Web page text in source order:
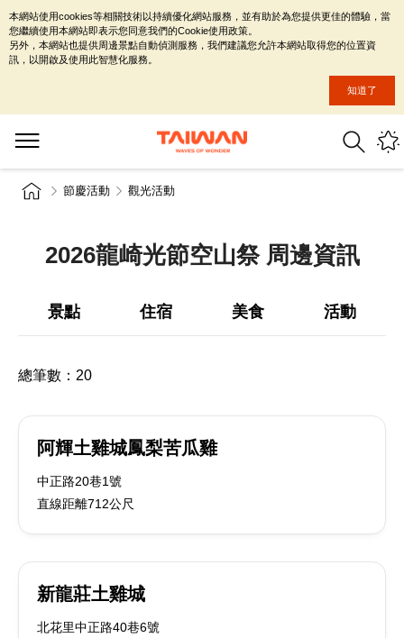
節慶活動 觀光活動
2026龍崎光節空山祭 周邊資訊
景點 住宿 美食 活動
總筆數： 20
阿輝土雞城鳳梨苦瓜雞
中正路20巷1號
直線距離712公尺
新龍莊土雞城
北花里中正路40巷6號
本網站使用cookies等相關技術以持續優化網站服務，並有助於為您提供更佳的體驗，當
您繼續使用本網站即表示您同意我們的Cookie使用政策。
另外，本網站也提供周邊景點自動偵測服務，我們建議您允許本網站取得您的位置資
訊，以開啟及使用此智慧化服務。
知道了